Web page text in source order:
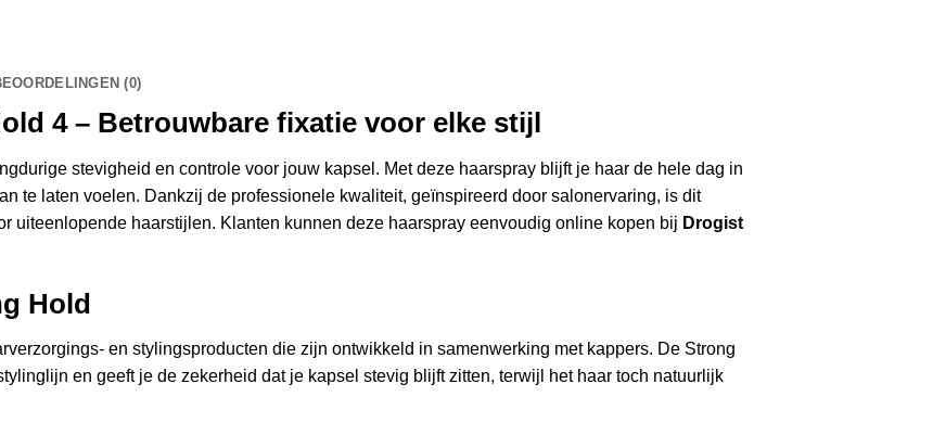
(0)
4 – Betrouwbare fixatie voor elke stijl
stevigheid en controle voor jouw kapsel. Met deze haarspray blijft je haar de hele dag in
te laten voelen. Dankzij de professionele kwaliteit, geïnspireerd door salonervaring, is dit
uiteenlopende haarstijlen. Klanten kunnen deze haarspray eenvoudig online kopen bij Drogist
Hold
en stylingsproducten die zijn ontwikkeld in samenwerking met kappers. De Strong
en geeft je de zekerheid dat je kapsel stevig blijft zitten, terwijl het haar toch natuurlijk